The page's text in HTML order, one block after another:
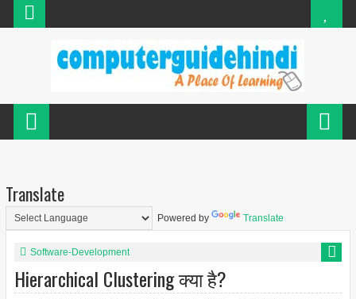
Translate
Powered by Translate
Software-Development
Hierarchical Clustering क्या है?